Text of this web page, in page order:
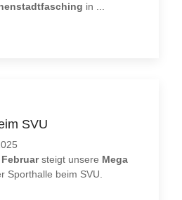
in
SVU
steigt unsere Mega
Sporthalle beim SVU.